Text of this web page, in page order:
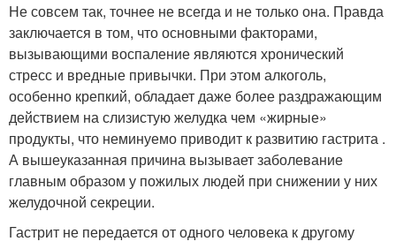
Не совсем так, точнее не всегда и не только она. Правда
заключается в том, что основными факторами,
вызывающими воспаление являются хронический
стресс и вредные привычки. При этом алкоголь,
особенно крепкий, обладает даже более раздражающим
действием на слизистую желудка чем «жирные»
продукты, что неминуемо приводит к развитию гастрита .
А вышеуказанная причина вызывает заболевание
главным образом у пожилых людей при снижении у них
желудочной секреции.
Гастрит не передается от одного человека к другому